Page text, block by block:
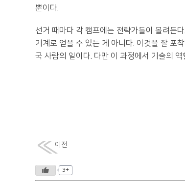
뿐이다.
선거 때마다 각 캠프에는 전략가들이 몰려든
기계로 얻을 수 있는 게 아니다. 이것을 잘 포
국 사람의 일이다. 다만 이 과정에서 기술의
이전
3+